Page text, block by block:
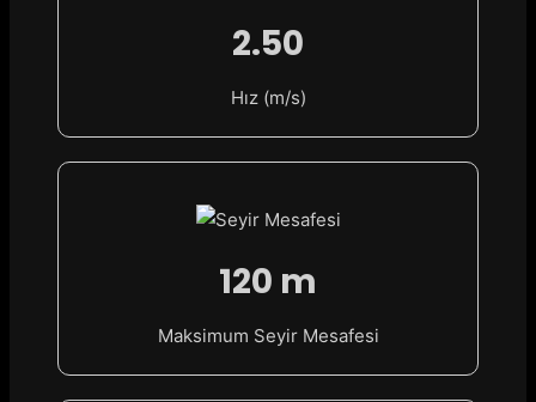
2.50
Hız (m/s)
120 m
Maksimum Seyir Mesafesi